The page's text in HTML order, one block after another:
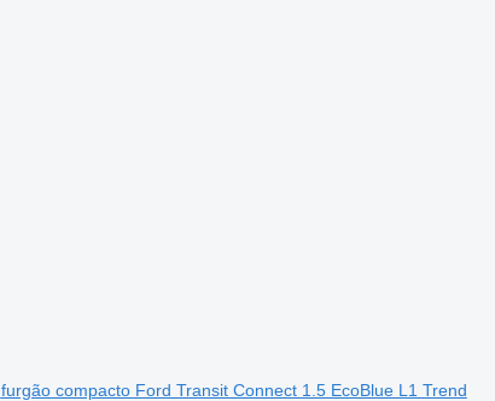
furgão compacto Ford Transit Connect 1.5 EcoBlue L1 Trend